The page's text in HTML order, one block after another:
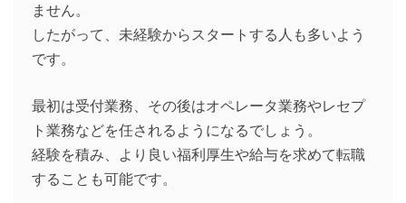
ません。
したがって、未経験からスタートする人も多いよう
です。
最初は受付業務、その後はオペレータ業務やレセプ
ト業務などを任されるようになるでしょう。
経験を積み、より良い福利厚生や給与を求めて転職
することも可能です。